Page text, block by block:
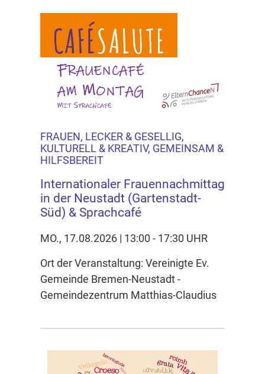
FRAUEN, LECKER & GESELLIG,
KULTURELL & KREATIV, GEMEINSAM &
HILFSBEREIT
Internationaler Frauennachmittag
in der Neustadt (Gartenstadt-
Süd) & Sprachcafé
MO., 17.08.2026 | 13:00 - 17:30 UHR
Ort der Veranstaltung: Vereinigte Ev.
Gemeinde Bremen-Neustadt -
Gemeindezentrum Matthias-Claudius